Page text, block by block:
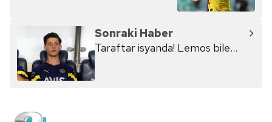
Sonraki Haber
Taraftar isyanda! Lemos bile...